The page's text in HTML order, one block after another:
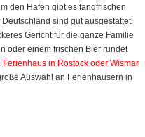
den Hafen gibt es fangfrischen
sind gut ausgestattet.
Gericht für die ganze Familie
oder einem frischen Bier rundet
Ferienhaus in Rostock oder Wismar
Auswahl an Ferienhäusern in